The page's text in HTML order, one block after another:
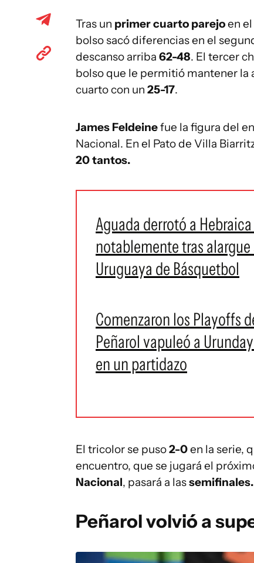
Tras un primer cuarto parejoen
bolso sacó diferencias en el
descanso arriba 62-48. El tercer
bolso que le permitió mantener
cuarto con un 25-17.
James Feldeinefue la figura del
Nacional. En el Pato de Villa
20 tantos.
Aguada derrotó a
notablemente tras
Uruguaya de Básquetbol
Comenzaron los Playoffs
Peñarol vapuleó a
en un partidazo
El tricolor se puso2-0en la serie,
encuentro, que se jugará el
Nacional, pasará a lassemifinales.
Peñarol volvió a